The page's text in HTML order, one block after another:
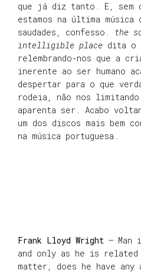
que já diz tanto. E, sem
estamos na última
saudades, confesso. the
intelligible place dita o
relembrando-nos que a
inerente ao ser humano
despertar para o que
rodeia, não nos limitando
aparenta ser. Acabo
um dos discos mais bem
na música portuguesa.
Frank Lloyd Wright – Man
and only as he is related
matter, does he have any